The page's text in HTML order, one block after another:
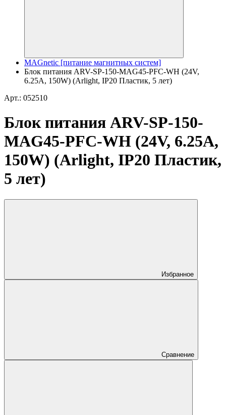
MAGnetic [питание магнитных систем]
Блок питания ARV-SP-150-MAG45-PFC-WH (24V,
6.25A, 150W) (Arlight, IP20 Пластик, 5 лет)
Арт.: 052510
Блок питания ARV-SP-150-
MAG45-PFC-WH (24V, 6.25A,
150W) (Arlight, IP20 Пластик,
5 лет)
Избранное
Сравнение